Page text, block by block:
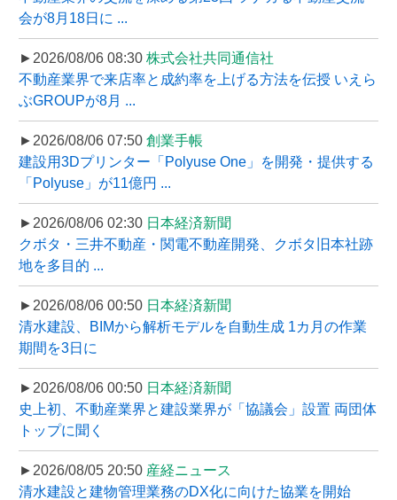
会が8月18日に ...
►2026/08/06 08:30 株式会社共同通信社
不動産業界で来店率と成約率を上げる方法を伝授 いえら
ぶGROUPが8月 ...
►2026/08/06 07:50 創業手帳
建設用3Dプリンター「Polyuse One」を開発・提供する
「Polyuse」が11億円 ...
►2026/08/06 02:30 日本経済新聞
クボタ・三井不動産・関電不動産開発、クボタ旧本社跡
地を多目的 ...
►2026/08/06 00:50 日本経済新聞
清水建設、BIMから解析モデルを自動生成 1カ月の作業
期間を3日に
►2026/08/06 00:50 日本経済新聞
史上初、不動産業界と建設業界が「協議会」設置 両団体
トップに聞く
►2026/08/05 20:50 産経ニュース
清水建設と建物管理業務のDX化に向けた協業を開始